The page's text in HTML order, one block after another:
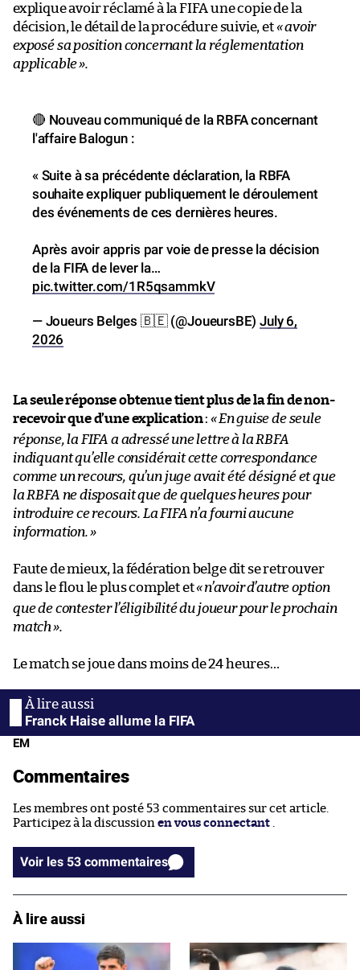
explique avoir réclamé à la FIFA une copie de la
décision, le détail de la procédure suivie, et« avoir
exposé sa position concernant la réglementation
applicable».
🔴 Nouveau communiqué de la RBFA concernant
l'affaire Balogun :
« Suite à sa précédente déclaration, la RBFA
souhaite expliquer publiquement le déroulement
des événements de ces dernières heures.
Après avoir appris par voie de presse la décision
de la FIFA de lever la…
pic.twitter.com/1R5qsammkV
— Joueurs Belges 🇧🇪 (@JoueursBE)July 6,
2026
La seule réponse obtenue tient plus de la fin de non-
recevoir que d’une explication:«En guise de seule
réponse, la FIFA a adressé une lettre à la RBFA
indiquant qu’elle considérait cette correspondance
comme un recours, qu’un juge avait été désigné et que
la RBFA ne disposait que de quelques heures pour
introduire ce recours. La FIFA n’a fourni aucune
information.»
Faute de mieux, la fédération belge dit se retrouver
dans le flou le plus complet et«n’avoir d’autre option
que de contester l’éligibilité du joueur pour le prochain
match».
Le match se joue dans moins de 24 heures…
Franck Haise allume la FIFA
EM
Commentaires
Les membres ont posté 53 commentaires sur cet article.
Participez à la discussion en vous connectant
Voir les 53 commentaires
À lire aussi